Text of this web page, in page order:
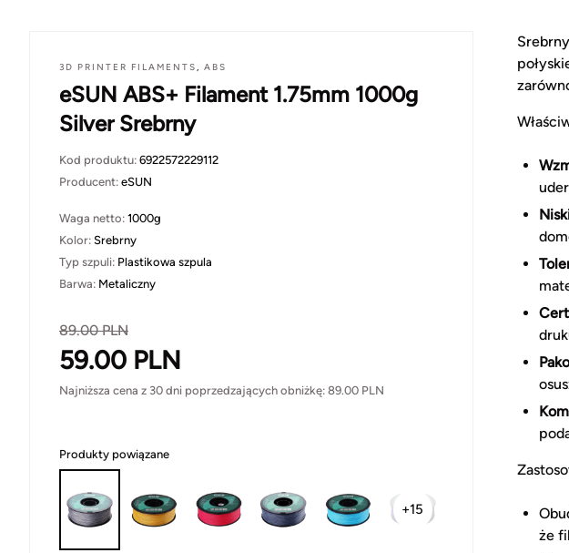
3D PRINTER FILAMENTS, ABS
eSUN ABS+ Filament 1.75mm 1000g
Silver Srebrny
Kod produktu: 6922572229112
Producent: eSUN
Waga netto: 1000g
Kolor: Srebrny
Typ szpuli: Plastikowa szpula
Barwa: Metaliczny
89.00PLN
59.00 PLN
Najniższa cena z 30 dni poprzedzających obniżkę: 89.00 PLN
Produkty powiązane
+15
że